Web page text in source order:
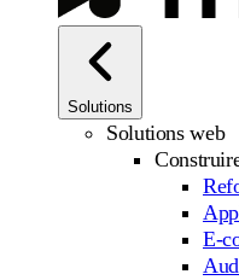
Solutions
Solutions web
E-